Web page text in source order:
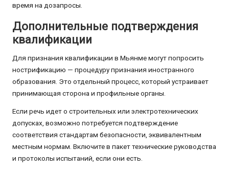
время на дозапросы.
Дополнительные подтверждения
квалификации
Для признания квалификации в Мьянме могут попросить
нострификацию — процедуру признания иностранного
образования. Это отдельный процесс, который устраивает
принимающая сторона и профильные органы.
Если речь идет о строительных или электротехнических
допусках, возможно потребуется подтверждение
соответствия стандартам безопасности, эквивалентным
местным нормам. Включите в пакет технические руководства
и протоколы испытаний, если они есть.